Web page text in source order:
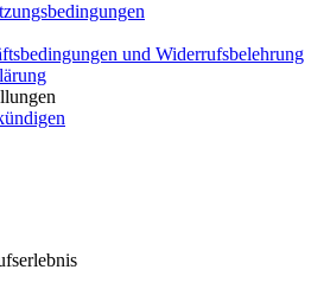
und Widerrufsbelehrung